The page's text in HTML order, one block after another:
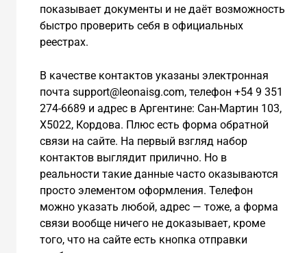
показывает документы и не даёт возможность
быстро проверить себя в официальных
реестрах.
В качестве контактов указаны электронная
почта support@leonaisg.com, телефон +54 9 351
274-6689 и адрес в Аргентине: Сан-Мартин 103,
X5022, Кордова. Плюс есть форма обратной
связи на сайте. На первый взгляд набор
контактов выглядит прилично. Но в
реальности такие данные часто оказываются
просто элементом оформления. Телефон
можно указать любой, адрес — тоже, а форма
связи вообще ничего не доказывает, кроме
того, что на сайте есть кнопка отправки